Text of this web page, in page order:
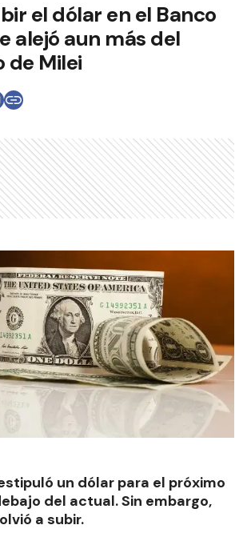
el dólar en el Banco
alejó aun más del
de Milei
un dólar para el próximo
del actual. Sin embargo,
a subir.